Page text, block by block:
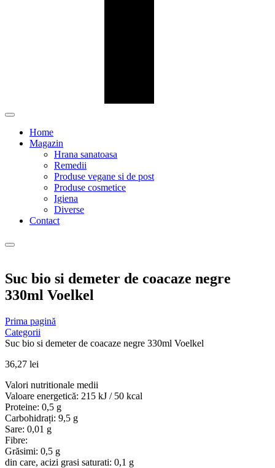
Home
Magazin
Hrana sanatoasa
Remedii
Produse vegane si de post
Produse cosmetice
Igiena
Diverse
Contact
Suc bio si demeter de coacaze negre
330ml Voelkel
Prima pagină
Categorii
Suc bio si demeter de coacaze negre 330ml Voelkel
36,27 lei
Valori nutritionale medii
Valoare energetică: 215 kJ / 50 kcal
Proteine: 0,5 g
Carbohidrați: 9,5 g
Sare: 0,01 g
Fibre:
Grăsimi: 0,5 g
din care, acizi grasi saturati: 0,1 g